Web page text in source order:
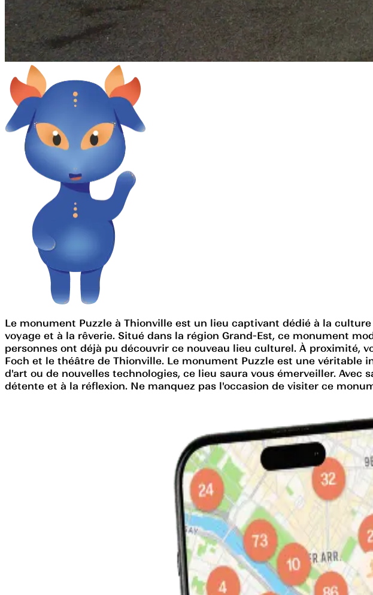
Le monument Puzzle à Thionville est un lieu captivant dédié à la
voyage et à la rêverie. Situé dans la région Grand-Est, ce monument
personnes ont déjà pu découvrir ce nouveau lieu culturel. À proximité,
Foch et le théâtre de Thionville. Le monument Puzzle est une véritable
d'art ou de nouvelles technologies, ce lieu saura vous émerveiller.
détente et à la réflexion. Ne manquez pas l'occasion de visiter ce